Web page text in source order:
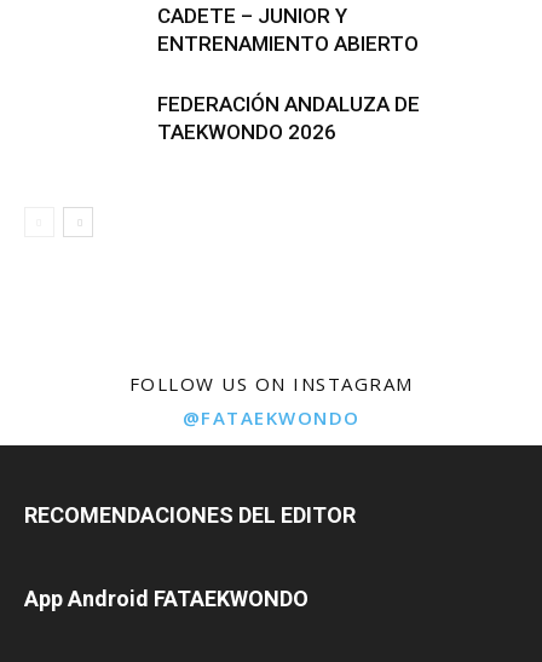
CADETE – JUNIOR Y
ENTRENAMIENTO ABIERTO
FEDERACIÓN ANDALUZA DE
TAEKWONDO 2026
FOLLOW US ON INSTAGRAM
@FATAEKWONDO
RECOMENDACIONES DEL EDITOR
App Android FATAEKWONDO